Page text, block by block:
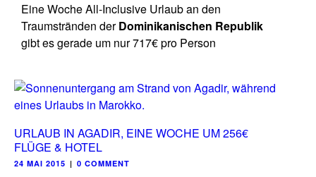
Eine Woche All-Inclusive Urlaub an den
Traumstränden derDominikanischen Republik
gibt es gerade um nur 717€ pro Person
URLAUB IN AGADIR, EINE WOCHE UM 256€
FLÜGE & HOTEL
24 MAI 2015 | 0 COMMENT